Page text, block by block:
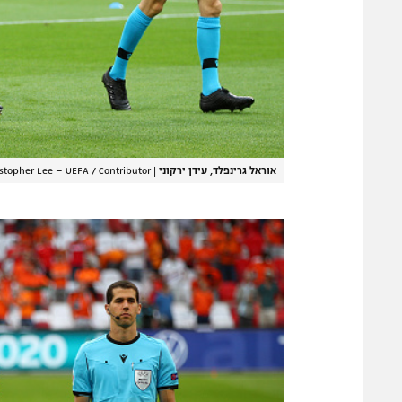
אוראל גרינפלד, עידן ירקוני |
Lee – UEFA / Contributor